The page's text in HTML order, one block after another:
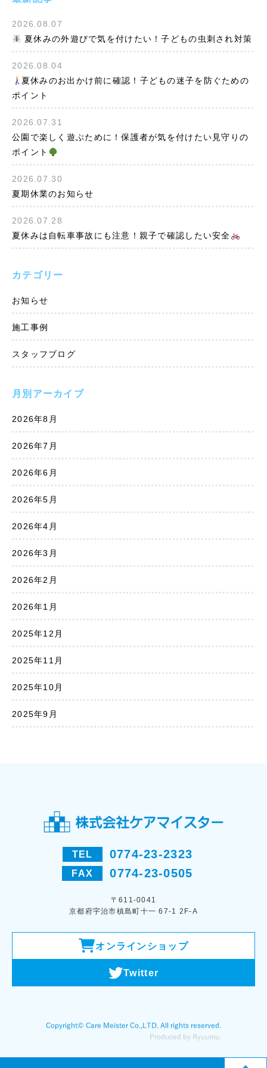
2026.08.07
夏休みの外遊びで気を付けたい！子どもの虫刺され対策
2026.08.04
夏休みのお出かけ前に確認！子どもの迷子を防ぐための
ポイント
2026.07.31
公園で楽しく遊ぶために！保護者が気を付けたい見守りの
ポイント
2026.07.30
夏期休業のお知らせ
2026.07.28
夏休みは自転車事故にも注意！親子で確認したい安全
カテゴリー
お知らせ
施工事例
スタッフブログ
月別アーカイブ
2026年8月
2026年7月
2026年6月
2026年5月
2026年4月
2026年3月
2026年2月
2026年1月
2025年12月
2025年11月
2025年10月
2025年9月
TEL 0774-23-2323
FAX 0774-23-0505
〒611-0041
京都府宇治市槙島町十一 67-1 2F-A
オンラインショップ
Twitter